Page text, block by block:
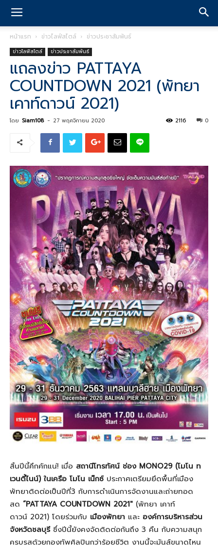
หน้าแรก ข่าวไลฟ์สไตล์ ข่าวประชาสัมพันธ์
ข่าวไลฟ์สไตล์ ข่าวประชาสัมพันธ์
แถลงข่าว PATTAYA
COUNTDOWN 2021 (พัทยา
เคาท์ดาวน์ 2021)
โดย Siam108 - 27 พฤศจิกายน 2020 0
2116
สิ้นปีนี้คึกคักแน่! เมื่อ สถานีโทรทัศน์ ช่อง MONO29 (โมโน ท
เวนตี้ไนน์) ในเครือ โมโน เน็กซ์ ประกาศเตรียมยึดพื้นที่เมือง
พัทยาติดต่อเป็นปีที่3 กับการดำเนินการจัดงานและถ่ายทอด
สด “PATTAYA COUNTDOWN 2021″ (พัทยา เคาท์
ดาวน์ 2021) โดยร่วมกับ เมืองพัทยา และ องค์การบริหารส่วน
จังหวัดชลบุรี ซึ่งปีนี้ยังคงจัดติดต่อกันถึง 3 คืน กับความสนุก
ครบรสด้วยกองทัพศิลปินกว่าร้อยชีวิต งานนี้จะมันส์ขนาดไหน